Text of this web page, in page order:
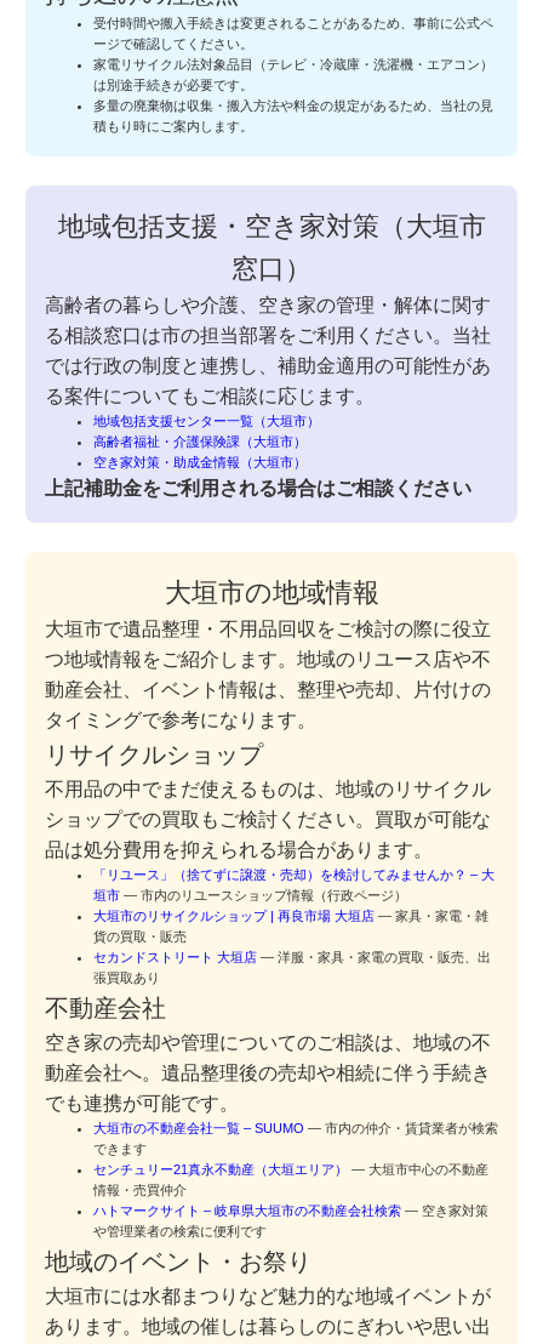
受付時間や搬入手続きは変更されることがあるため、事前に公式ペ
ージで確認してください。
家電リサイクル法対象品目（テレビ・冷蔵庫・洗濯機・エアコン）
は別途手続きが必要です。
多量の廃棄物は収集・搬入方法や料金の規定があるため、当社の見
積もり時にご案内します。
地域包括支援・空き家対策（大垣市
窓口）
高齢者の暮らしや介護、空き家の管理・解体に関す
る相談窓口は市の担当部署をご利用ください。当社
では行政の制度と連携し、補助金適用の可能性があ
る案件についてもご相談に応じます。
地域包括支援センター一覧（大垣市）
高齢者福祉・介護保険課（大垣市）
空き家対策・助成金情報（大垣市）
上記補助金をご利用される場合はご相談ください
大垣市の地域情報
大垣市で遺品整理・不用品回収をご検討の際に役立
つ地域情報をご紹介します。地域のリユース店や不
動産会社、イベント情報は、整理や売却、片付けの
タイミングで参考になります。
リサイクルショップ
不用品の中でまだ使えるものは、地域のリサイクル
ショップでの買取もご検討ください。買取が可能な
品は処分費用を抑えられる場合があります。
「リユース」（捨てずに譲渡・売却）を検討してみませんか？ – 大
垣市 — 市内のリユースショップ情報（行政ページ）
大垣市のリサイクルショップ | 再良市場 大垣店 — 家具・家電・雑
貨の買取・販売
セカンドストリート 大垣店 — 洋服・家具・家電の買取・販売、出
張買取あり
不動産会社
空き家の売却や管理についてのご相談は、地域の不
動産会社へ。遺品整理後の売却や相続に伴う手続き
でも連携が可能です。
大垣市の不動産会社一覧 – SUUMO — 市内の仲介・賃貸業者が検索
できます
センチュリー21真永不動産（大垣エリア）
— 大垣市中心の不動産
情報・売買仲介
ハトマークサイト – 岐阜県大垣市の不動産会社検索 — 空き家対策
や管理業者の検索に便利です
地域のイベント・お祭り
大垣市には水都まつりなど魅力的な地域イベントが
あります。地域の催しは暮らしのにぎわいや思い出